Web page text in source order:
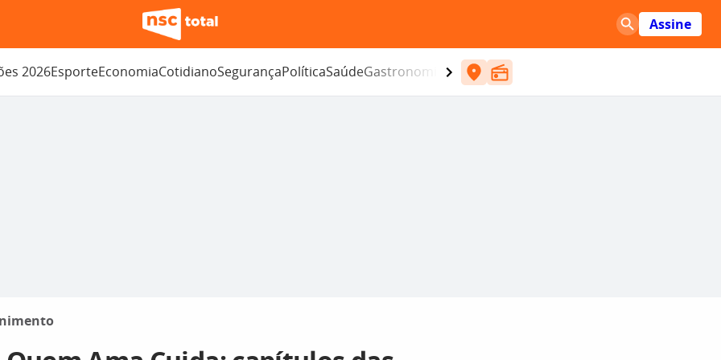
Assine
2026EsporteEconomiaCotidianoSegurançaPolíticaSaúdeGastronomia Entretenimento